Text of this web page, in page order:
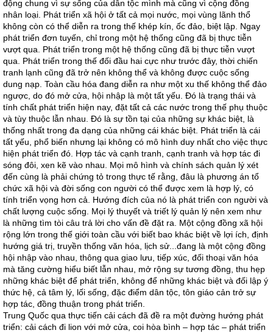
động chung vì sự sống của dân tộc mình mà cũng vì cộng đồng
nhân loại. Phát triển xã hội ở tất cả mọi nước, mọi vùng lãnh thổ
không còn có thể diễn ra trong thế khép kín, ốc đảo, biệt lập. Ngay
phát triển đơn tuyến, chỉ trong một hệ thống cũng đã bị thực tiễn
vượt qua. Phát triển trong một hệ thống cũng đã bị thực tiễn vượt
qua. Phát triển trong thế đối đầu hai cực như trước đây, thời chiến
tranh lạnh cũng đã trở nên không thể và không được cuộc sống
dung nạp. Toàn cầu hóa đang diễn ra như một xu thế không thể đảo
ngược, do đó mở cửa, hội nhập là một tất yếu. Đó là trạng thái và
tính chất phát triển hiện nay, đặt tất cả các nước trong thế phụ thuộc
và tùy thuộc lẫn nhau. Đó là sự tồn tại của những sự khác biệt, là
thống nhất trong đa dạng của những cái khác biệt. Phát triển là cái
tất yếu, phổ biến nhưng lại không có mô hình duy nhất cho việc thực
hiện phát triển đó. Hợp tác và cạnh tranh, cạnh tranh và hợp tác đi
sóng đôi, xen kẽ vào nhau. Mọi mô hình và chính sách quản lý xét
đến cùng là phải chứng tỏ trong thực tế rằng, đâu là phương án tổ
chức xã hội và đời sống con người có thể được xem là hợp lý, có
tính triển vọng hơn cả. Hướng đích của nó là phát triển con người và
chất lượng cuộc sống. Mọi lý thuyết và triết lý quản lý nên xem như
là những tìm tòi câu trả lời cho vấn đề đặt ra. Một cộng đồng xã hội
rộng lớn trong thế giới toàn cầu với biết bao khác biệt về lợi ích, định
hướng giá trị, truyền thống văn hóa, lịch sử...đang là một cộng đồng
hội nhập vào nhau, thông qua giao lưu, tiếp xúc, đối thoại văn hóa
mà tăng cường hiểu biết lẫn nhau, mở rộng sự tương đồng, thu hẹp
những khác biệt để phát triển, không để những khác biệt và đối lập ý
thức hệ, cả tâm lý, lối sống, đặc điểm dân tộc, tôn giáo cản trở sự
hợp tác, đồng thuận trong phát triển.
Trung Quốc qua thực tiến cải cách đã đề ra một đường hướng phát
triển: cải cách đi lion với mở cửa, coi hòa bình – hợp tác – phát triển